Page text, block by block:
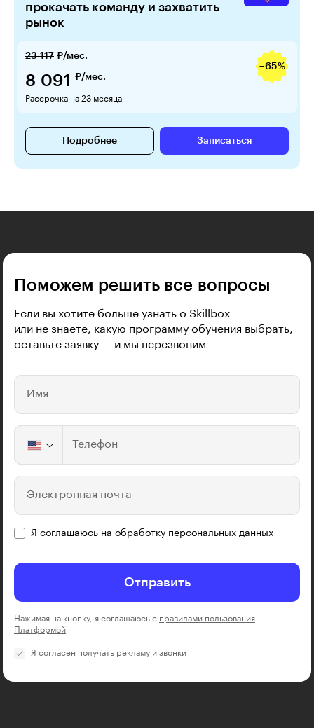
прокачать команду и захватить
рынок
23 117 ₽/мес.
−65%
8 091 ₽/мес.
Рассрочка на 23 месяца
Подробнее Записаться
Поможем решить все вопросы
Если вы хотите больше узнать о Skillbox
или не знаете, какую программу обучения выбрать,
оставьте заявку — и мы перезвоним
Имя
Телефон
Электронная почта
Я соглашаюсь на обработку персональных данных
Отправить
Нажимая на кнопку, я соглашаюсь с правилами пользования
Платформой
Я согласен получать рекламу и звонки